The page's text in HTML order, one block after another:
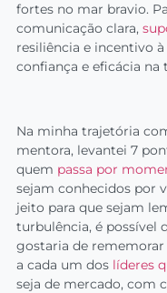
fortes no mar bravio.
comunicação clara,
resiliência e incentivo
confiança e eficácia na
Na minha trajetória
mentora, levantei 7
quem passa por
sejam conhecidos por
jeito para que sejam
turbulência, é possível
gostaria de
a cada um dos líderes
seja de mercado, com